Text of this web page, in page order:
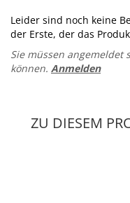
Leider sind noch keine
der Erste, der das
Sie müssen angemeldet
können. Anmelden
ZU DIESEM